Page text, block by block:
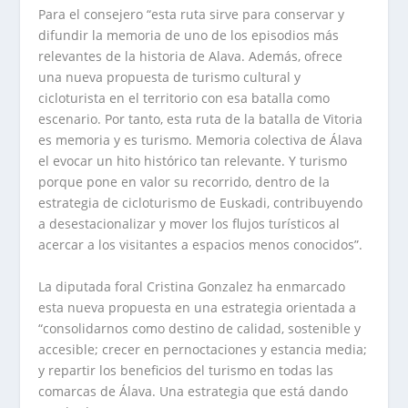
Para el consejero “esta ruta sirve para conservar y
difundir la memoria de uno de los episodios más
relevantes de la historia de Alava. Además, ofrece
una nueva propuesta de turismo cultural y
cicloturista en el territorio con esa batalla como
escenario. Por tanto, esta ruta de la batalla de Vitoria
es memoria y es turismo. Memoria colectiva de Álava
el evocar un hito histórico tan relevante. Y turismo
porque pone en valor su recorrido, dentro de la
estrategia de cicloturismo de Euskadi, contribuyendo
a desestacionalizar y mover los flujos turísticos al
acercar a los visitantes a espacios menos conocidos”.
La diputada foral Cristina Gonzalez ha enmarcado
esta nueva propuesta en una estrategia orientada a
“consolidarnos como destino de calidad, sostenible y
accesible; crecer en pernoctaciones y estancia media;
y repartir los beneficios del turismo en todas las
comarcas de Álava. Una estrategia que está dando